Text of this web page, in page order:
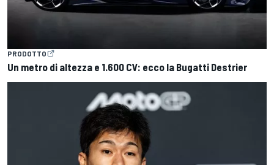
PRODOTTO
Un metro di altezza e 1.600 CV: ecco la Bugatti Destrier